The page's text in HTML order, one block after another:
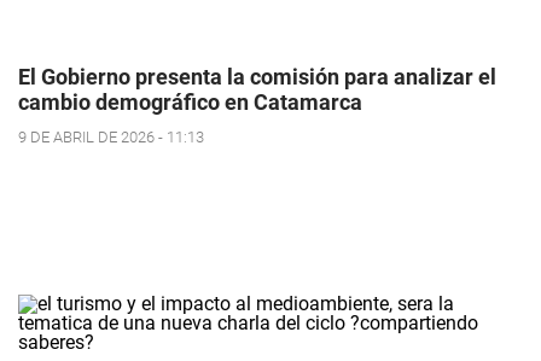
El Gobierno presenta la comisión para analizar el
cambio demográfico en Catamarca
9 DE ABRIL DE 2026 - 11:13